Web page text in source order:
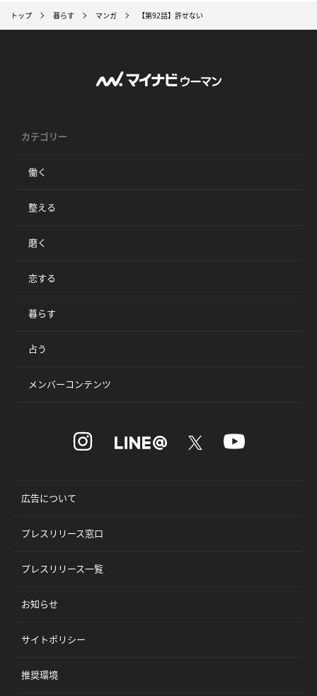
トップ 暮らす マンガ 【第92話】許せない
カテゴリー
働く
整える
磨く
恋する
暮らす
占う
メンバーコンテンツ
広告について
プレスリリース窓口
プレスリリース一覧
お知らせ
サイトポリシー
推奨環境